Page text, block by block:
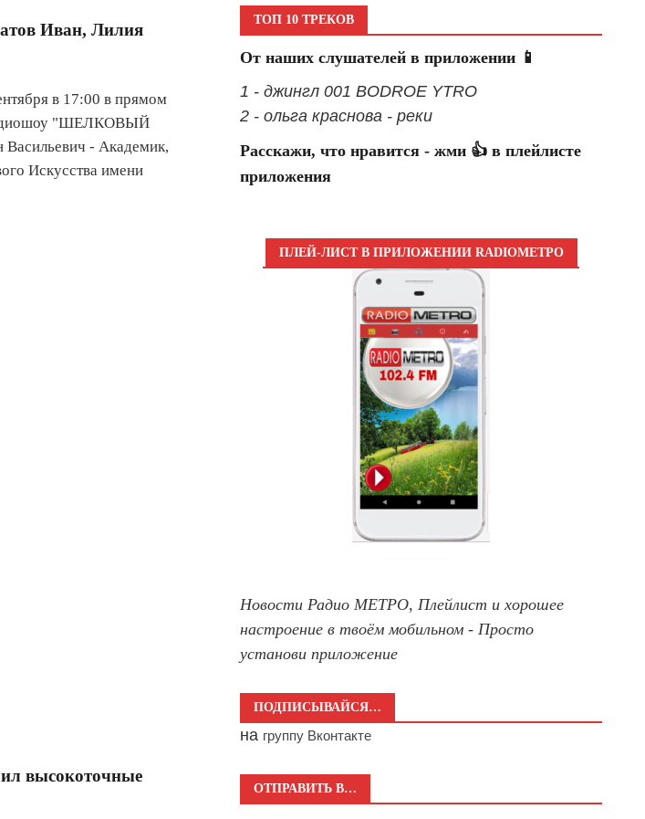
Иван, Лилия
в 17:00 в прямом
"ШЕЛКОВЫЙ
- Академик,
Искусства имени
высокоточные
ТОП 10 ТРЕКОВ
От наших слушателей в приложении 📱
1 - джингл 001 BODROE YTRO
2 - ольга краснова - реки
Расскажи, что нравится - жми 👍 в плейлисте
приложения
ПЛЕЙ-ЛИСТ В ПРИЛОЖЕНИИ RADIOМЕТРО
Новости Радио МЕТРО, Плейлист и хорошее
настроение в твоём мобильном - Просто
установи приложение
ПОДПИСЫВАЙСЯ…
на группу Вконтакте
ОТПРАВИТЬ В…